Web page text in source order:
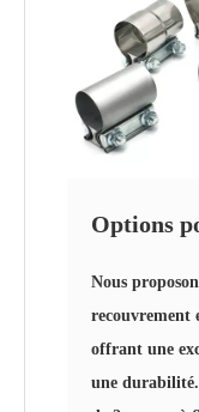
Options
Nous
recouvrement
offrant une
une